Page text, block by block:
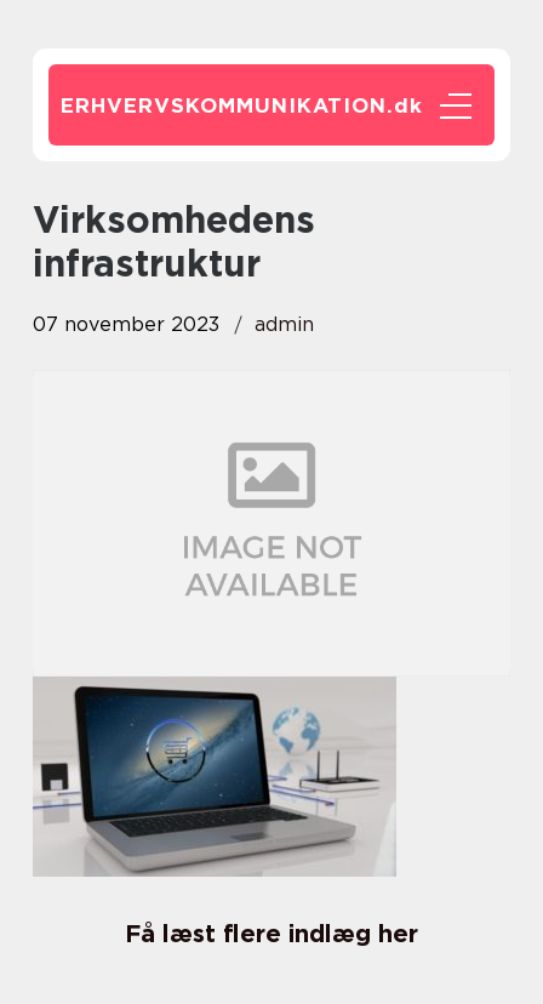
ERHVERVSKOMMUNIKATION.dk
virksomhedens
infrastruktur
07 november 2023 admin
Få læst flere indlæg her